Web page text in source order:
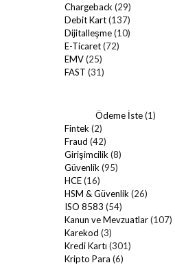
Chargeback (29)
Debit Kart(137)
Dijitalleşme(10)
E-Ticaret(72)
EMV(25)
FAST (31)
Ödeme İste(1)
Fintek (2)
Fraud (42)
Girişimcilik (8)
Güvenlik (95)
HCE(16)
HSM & Güvenlik (26)
ISO 8583 (54)
Kanun ve Mevzuatlar(107)
Karekod (3)
Kredi Kartı (301)
Kripto Para (6)